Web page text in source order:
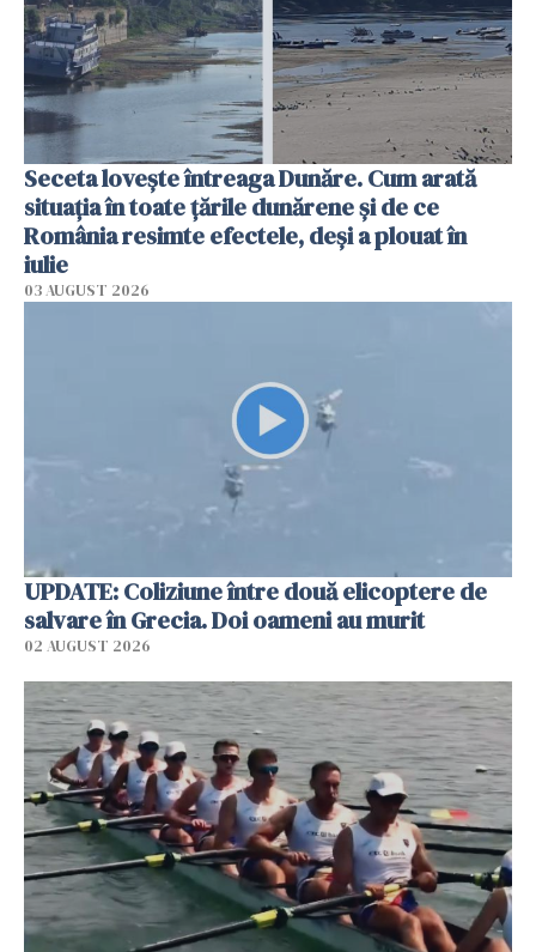
Seceta lovește întreaga Dunăre. Cum arată
situația în toate țările dunărene și de ce
România resimte efectele, deși a plouat în
iulie
03 AUGUST 2026
UPDATE: Coliziune între două elicoptere de
salvare în Grecia. Doi oameni au murit
02 AUGUST 2026